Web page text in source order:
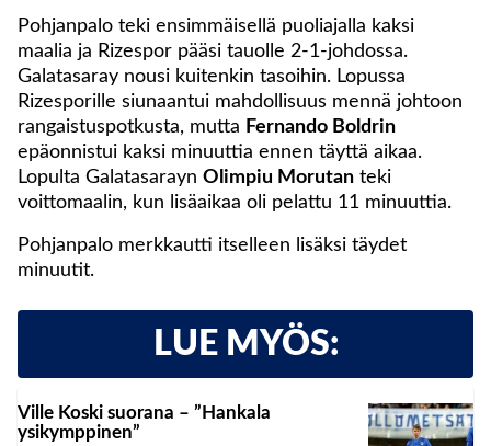
Pohjanpalo teki ensimmäisellä puoliajalla kaksi
maalia ja Rizespor pääsi tauolle 2-1-johdossa.
Galatasaray nousi kuitenkin tasoihin. Lopussa
Rizesporille siunaantui mahdollisuus mennä johtoon
rangaistuspotkusta, mutta Fernando Boldrin
epäonnistui kaksi minuuttia ennen täyttä aikaa.
Lopulta Galatasarayn Olimpiu Morutan teki
voittomaalin, kun lisäaikaa oli pelattu 11 minuuttia.
Pohjanpalo merkkautti itselleen lisäksi täydet
minuutit.
LUE MYÖS:
Ville Koski suorana – ”Hankala
ysikymppinen”